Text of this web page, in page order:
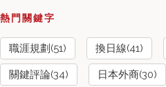
熱門關鍵字
職涯規劃(51) 換日線(41)
關鍵評論(34) 日本外商(30)